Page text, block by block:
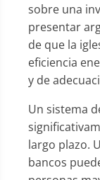
sobre una
presentar
de que la
eficiencia
y de
Un sistema
largo plazo.
bancos